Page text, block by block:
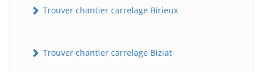
Trouver chantier carrelage Birieux
Trouver chantier carrelage Biziat